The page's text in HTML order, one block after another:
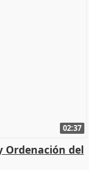
02:37
Ordenación del